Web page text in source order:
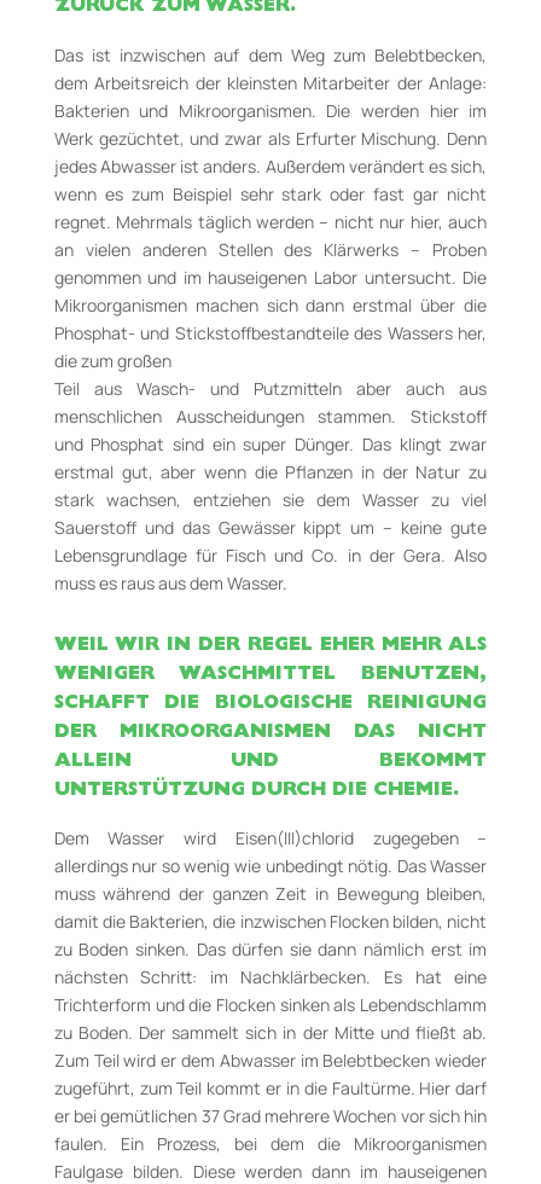
ZURÜCK ZUM WASSER.
Das ist inzwischen auf dem Weg zum Belebtbecken,
dem Arbeitsreich der kleinsten Mitarbeiter der Anlage:
Bakterien und Mikroorganismen. Die werden hier im
Werk gezüchtet, und zwar als Erfurter Mischung. Denn
jedes Abwasser ist anders. Außerdem verändert es sich,
wenn es zum Beispiel sehr stark oder fast gar nicht
regnet. Mehrmals täglich werden – nicht nur hier, auch
an vielen anderen Stellen des Klärwerks – Proben
genommen und im hauseigenen Labor untersucht. Die
Mikroorganismen machen sich dann erstmal über die
Phosphat- und Stickstoffbestandteile des Wassers her,
die zum großen
Teil aus Wasch- und Putzmitteln aber auch aus
menschlichen Ausscheidungen stammen. Stickstoff
und Phosphat sind ein super Dünger. Das klingt zwar
erstmal gut, aber wenn die Pflanzen in der Natur zu
stark wachsen, entziehen sie dem Wasser zu viel
Sauerstoff und das Gewässer kippt um – keine gute
Lebensgrundlage für Fisch und Co. in der Gera. Also
muss es raus aus dem Wasser.
WEIL WIR IN DER REGEL EHER MEHR ALS
WENIGER WASCHMITTEL BENUTZEN,
SCHAFFT DIE BIOLOGISCHE REINIGUNG
DER MIKROORGANISMEN DAS NICHT
ALLEIN UND BEKOMMT
UNTERSTÜTZUNG DURCH DIE CHEMIE.
Dem Wasser wird Eisen(III)chlorid zugegeben –
allerdings nur so wenig wie unbedingt nötig. Das Wasser
muss während der ganzen Zeit in Bewegung bleiben,
damit die Bakterien, die inzwischen Flocken bilden, nicht
zu Boden sinken. Das dürfen sie dann nämlich erst im
nächsten Schritt: im Nachklärbecken. Es hat eine
Trichterform und die Flocken sinken als Lebendschlamm
zu Boden. Der sammelt sich in der Mitte und fließt ab.
Zum Teil wird er dem Abwasser im Belebtbecken wieder
zugeführt, zum Teil kommt er in die Faultürme. Hier darf
er bei gemütlichen 37 Grad mehrere Wochen vor sich hin
faulen. Ein Prozess, bei dem die Mikroorganismen
Faulgase bilden. Diese werden dann im hauseigenen